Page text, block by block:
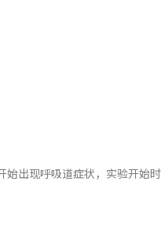
出现呼吸道症状，实验开始